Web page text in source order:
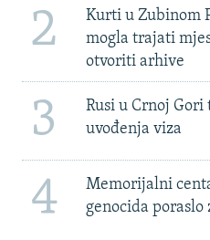
2
Kurti u Zubinom
mogla trajati
otvoriti arhive
3
Rusi u Crnoj Gori
uvođenja viza
4
Memorijalni
genocida poraslo